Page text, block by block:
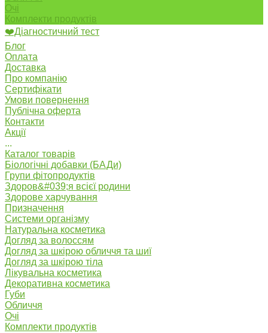
Очі
Комплекти продуктів
❤️Діагностичний тест
Блог
Оплата
Доставка
Про компанію
Сертифікати
Умови повернення
Публічна оферта
Контакти
Акції
...
Каталог товарів
Біологічні добавки (БАДи)
Групи фітопродуктів
Здоров&#039;я всієї родини
Здорове харчування
Призначення
Системи організму
Натуральна косметика
Догляд за волоссям
Догляд за шкірою обличчя та шиї
Догляд за шкірою тіла
Лікувальна косметика
Декоративна косметика
Губи
Обличчя
Очі
Комплекти продуктів